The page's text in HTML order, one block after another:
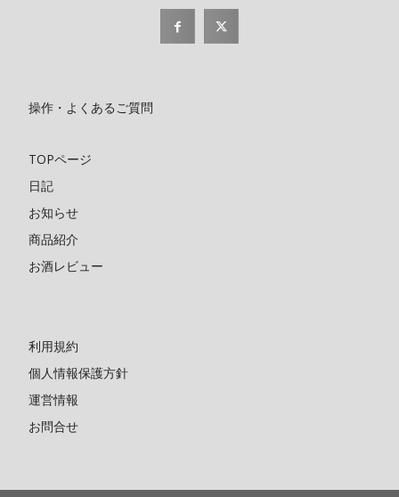
操作・よくあるご質問
TOPページ
日記
お知らせ
商品紹介
お酒レビュー
利用規約
個人情報保護方針
運営情報
お問合せ